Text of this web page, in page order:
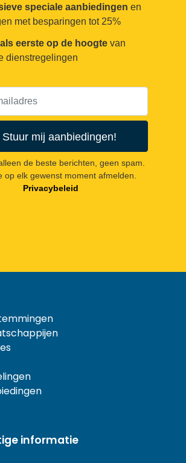
speciale aanbiedingen en
met besparingen tot 25%
eerste op de hoogte van
dienstregelingen
Stuur mij aanbiedingen!
de beste berichten, geen spam.
op elk gewenst moment afmelden.
Privacybeleid
informatie